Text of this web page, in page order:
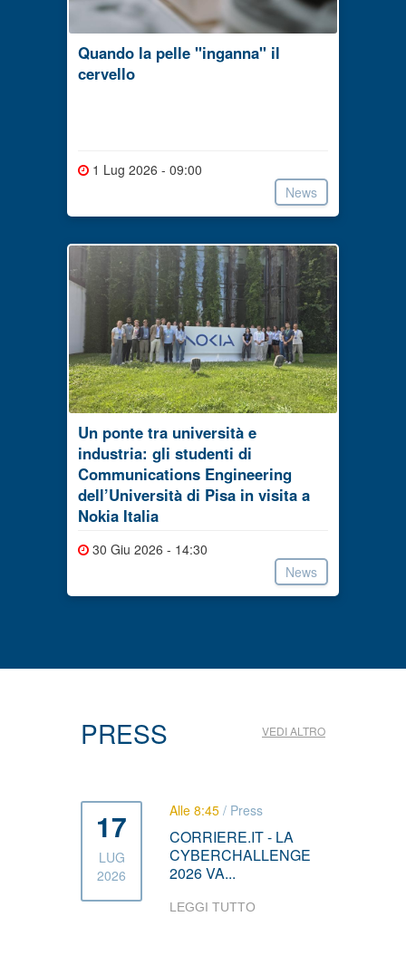
Quando la pelle "inganna" il
cervello
1 Lug 2026 - 09:00
News
Un ponte tra università e
industria: gli studenti di
Communications Engineering
dell’Università di Pisa in visita a
Nokia Italia
30 Giu 2026 - 14:30
News
PRESS VEDI ALTRO
17
LUG
2026
Alle 8:45 / Press
CORRIERE.IT - LA
CYBERCHALLENGE
2026 VA...
LEGGI TUTTO